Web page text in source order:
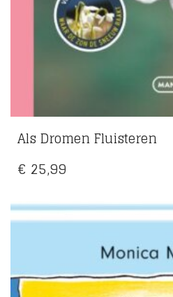
Als Dromen Fluisteren
€ 25,99